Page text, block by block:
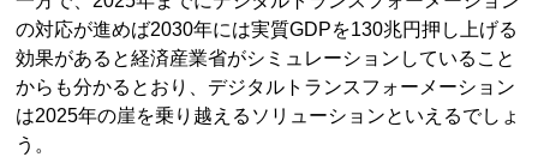
の対応が進めば2030年には実質GDPを130兆円押し上げる
効果があると経済産業省がシミュレーションしていること
からも分かるとおり、デジタルトランスフォーメーション
は2025年の崖を乗り越えるソリューションといえるでしょ
う。